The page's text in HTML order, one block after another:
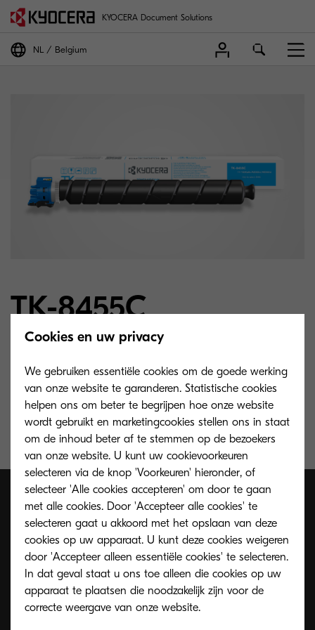
KYOCERA Document Solutions
NL Belgium
TK-8455C
Toner cyaan voor 12.000 pagina’s A4, bij 5%
dekking
Cookies en uw privacy
We gebruiken essentiële cookies om de goede werking
van onze website te garanderen. Statistische cookies
helpen ons om beter te begrijpen hoe onze website
wordt gebruikt en marketingcookies stellen ons in staat
om de inhoud beter af te stemmen op de bezoekers
van onze website. U kunt uw cookievoorkeuren
selecteren via de knop 'Voorkeuren' hieronder, of
selecteer 'Alle cookies accepteren' om door te gaan
met alle cookies. Door 'Accepteer alle cookies' te
selecteren gaat u akkoord met het opslaan van deze
cookies op uw apparaat. U kunt deze cookies weigeren
door 'Accepteer alleen essentiële cookies' te selecteren.
In dat geval staat u ons toe alleen die cookies op uw
apparaat te plaatsen die noodzakelijk zijn voor de